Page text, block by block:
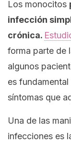
Los monocitos
infección
crónica.
forma parte de
algunos
es
síntomas que
Una de las
infecciones es